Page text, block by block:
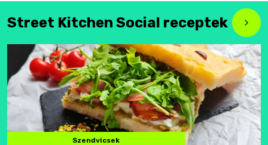
Street Kitchen Social receptek
Szendvicsek